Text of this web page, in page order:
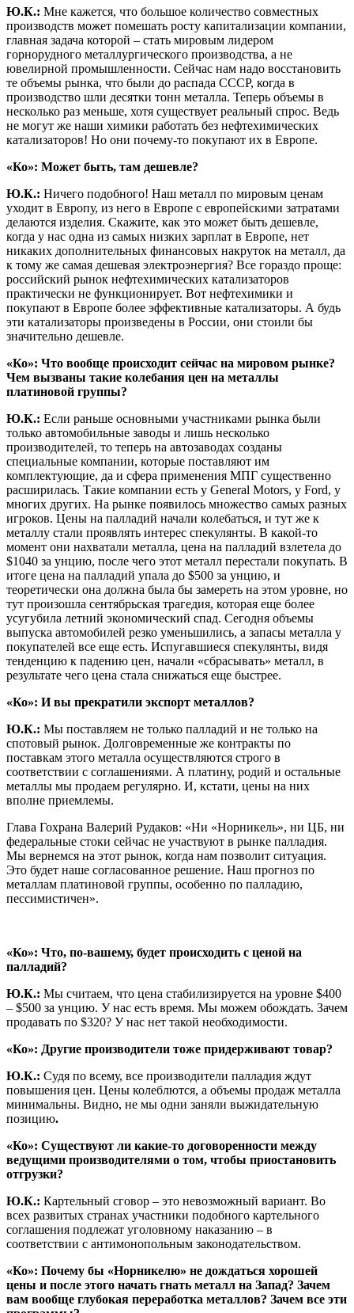
Ю.К.: Мне кажется, что большое количество совместных
производств может помешать росту капитализации компании,
главная задача которой – стать мировым лидером
горнорудного металлургического производства, а не
ювелирной промышленности. Сейчас нам надо восстановить
те объемы рынка, что были до распада СССР, когда в
производство шли десятки тонн металла. Теперь объемы в
несколько раз меньше, хотя существует реальный спрос. Ведь
не могут же наши химики работать без нефтехимических
катализаторов! Но они почему-то покупают их в Европе.
«Ко»: Может быть, там дешевле?
Ю.К.: Ничего подобного! Наш металл по мировым ценам
уходит в Европу, из него в Европе с европейскими затратами
делаются изделия. Скажите, как это может быть дешевле,
когда у нас одна из самых низких зарплат в Европе, нет
никаких дополнительных финансовых накруток на металл, да
к тому же самая дешевая электроэнергия? Все гораздо проще:
российский рынок нефтехимических катализаторов
практически не функционирует. Вот нефтехимики и
покупают в Европе более эффективные катализаторы. А будь
эти катализаторы произведены в России, они стоили бы
значительно дешевле.
«Ко»: Что вообще происходит сейчас на мировом рынке?
Чем вызваны такие колебания цен на металлы
платиновой группы?
Ю.К.: Если раньше основными участниками рынка были
только автомобильные заводы и лишь несколько
производителей, то теперь на автозаводах созданы
специальные компании, которые поставляют им
комплектующие, да и сфера применения МПГ существенно
расширилась. Такие компании есть у General Motors, у Ford, у
многих других. На рынке появилось множество самых разных
игроков. Цены на палладий начали колебаться, и тут же к
металлу стали проявлять интерес спекулянты. В какой-то
момент они нахватали металла, цена на палладий взлетела до
$1040 за унцию, после чего этот металл перестали покупать. В
итоге цена на палладий упала до $500 за унцию, и
теоретически она должна была бы замереть на этом уровне, но
тут произошла сентябрьская трагедия, которая еще более
усугубила летний экономический спад. Сегодня объемы
выпуска автомобилей резко уменьшились, а запасы металла у
покупателей все еще есть. Испугавшиеся спекулянты, видя
тенденцию к падению цен, начали «сбрасывать» металл, в
результате чего цена стала снижаться еще быстрее.
«Ко»: И вы прекратили экспорт металлов?
Ю.К.: Мы поставляем не только палладий и не только на
спотовый рынок. Долговременные же контракты по
поставкам этого металла осуществляются строго в
соответствии с соглашениями. А платину, родий и остальные
металлы мы продаем регулярно. И, кстати, цены на них
вполне приемлемы.
Глава Гохрана Валерий Рудаков: «Ни «Норникель», ни ЦБ, ни
федеральные стоки сейчас не участвуют в рынке палладия.
Мы вернемся на этот рынок, когда нам позволит ситуация.
Это будет наше согласованное решение. Наш прогноз по
металлам платиновой группы, особенно по палладию,
пессимистичен».
«Ко»: Что, по-вашему, будет происходить с ценой на
палладий?
Ю.К.: Мы считаем, что цена стабилизируется на уровне $400
– $500 за унцию. У нас есть время. Мы можем обождать. Зачем
продавать по $320? У нас нет такой необходимости.
«Ко»: Другие производители тоже придерживают товар?
Ю.К.: Судя по всему, все производители палладия ждут
повышения цен. Цены колеблются, а объемы продаж металла
минимальны. Видно, не мы одни заняли выжидательную
позицию.
«Ко»: Существуют ли какие-то договоренности между
ведущими производителями о том, чтобы приостановить
отгрузки?
Ю.К.: Картельный сговор – это невозможный вариант. Во
всех развитых странах участники подобного картельного
соглашения подлежат уголовному наказанию – в
соответствии с антимонопольным законодательством.
«Ко»: Почему бы «Норникелю» не дождаться хорошей
цены и после этого начать гнать металл на Запад? Зачем
вам вообще глубокая переработка металлов? Зачем все эти